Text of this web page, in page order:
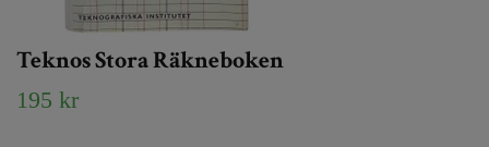
Teknos Stora Räkneboken
195 kr